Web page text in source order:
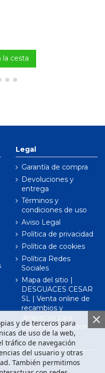
la cesta
Legal
Garantía de compra
Devoluciones y
entrega
Términos y
condiciones de uso
Aviso Legal
Política de privacidad
Política de cookies
Política Redes
Sociales
Mapa del sitio |
DESGUACES CESAR
SL | Venta online de
recambios y
despieces para
coches | Desguace
y de terceros para
de uso de la web,
tráfico de navegación
del usuario y otras
También permitimos